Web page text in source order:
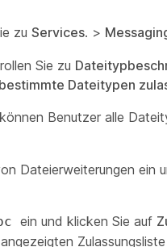
zu Services. >
Sie zu
Dateitypen
Benutzer alle
Dateierweiterungen ein
ein und klicken Sie auf